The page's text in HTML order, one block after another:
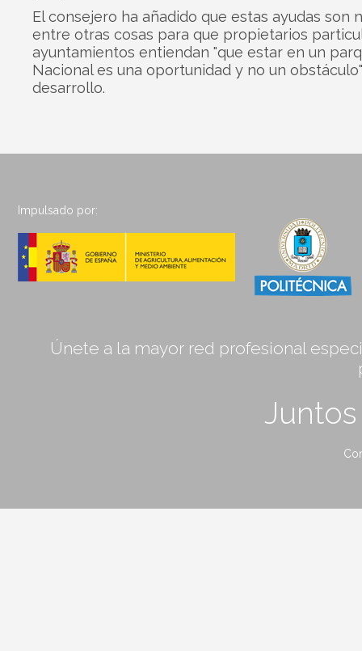
El consejero ha añadido que estas ayudas son
entre otras cosas para que propietarios
ayuntamientos entiendan "que estar en un
Nacional es una oportunidad y no un
desarrollo.
Impulsado por:
Únete a la mayor red profesional